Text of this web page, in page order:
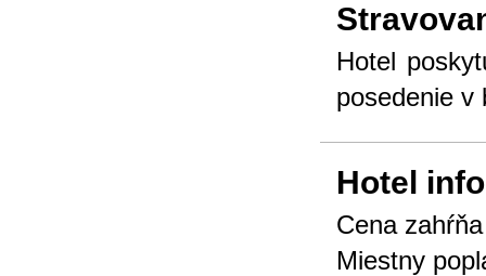
Hotel
posedenie v
Hotel
Cena
Miestny